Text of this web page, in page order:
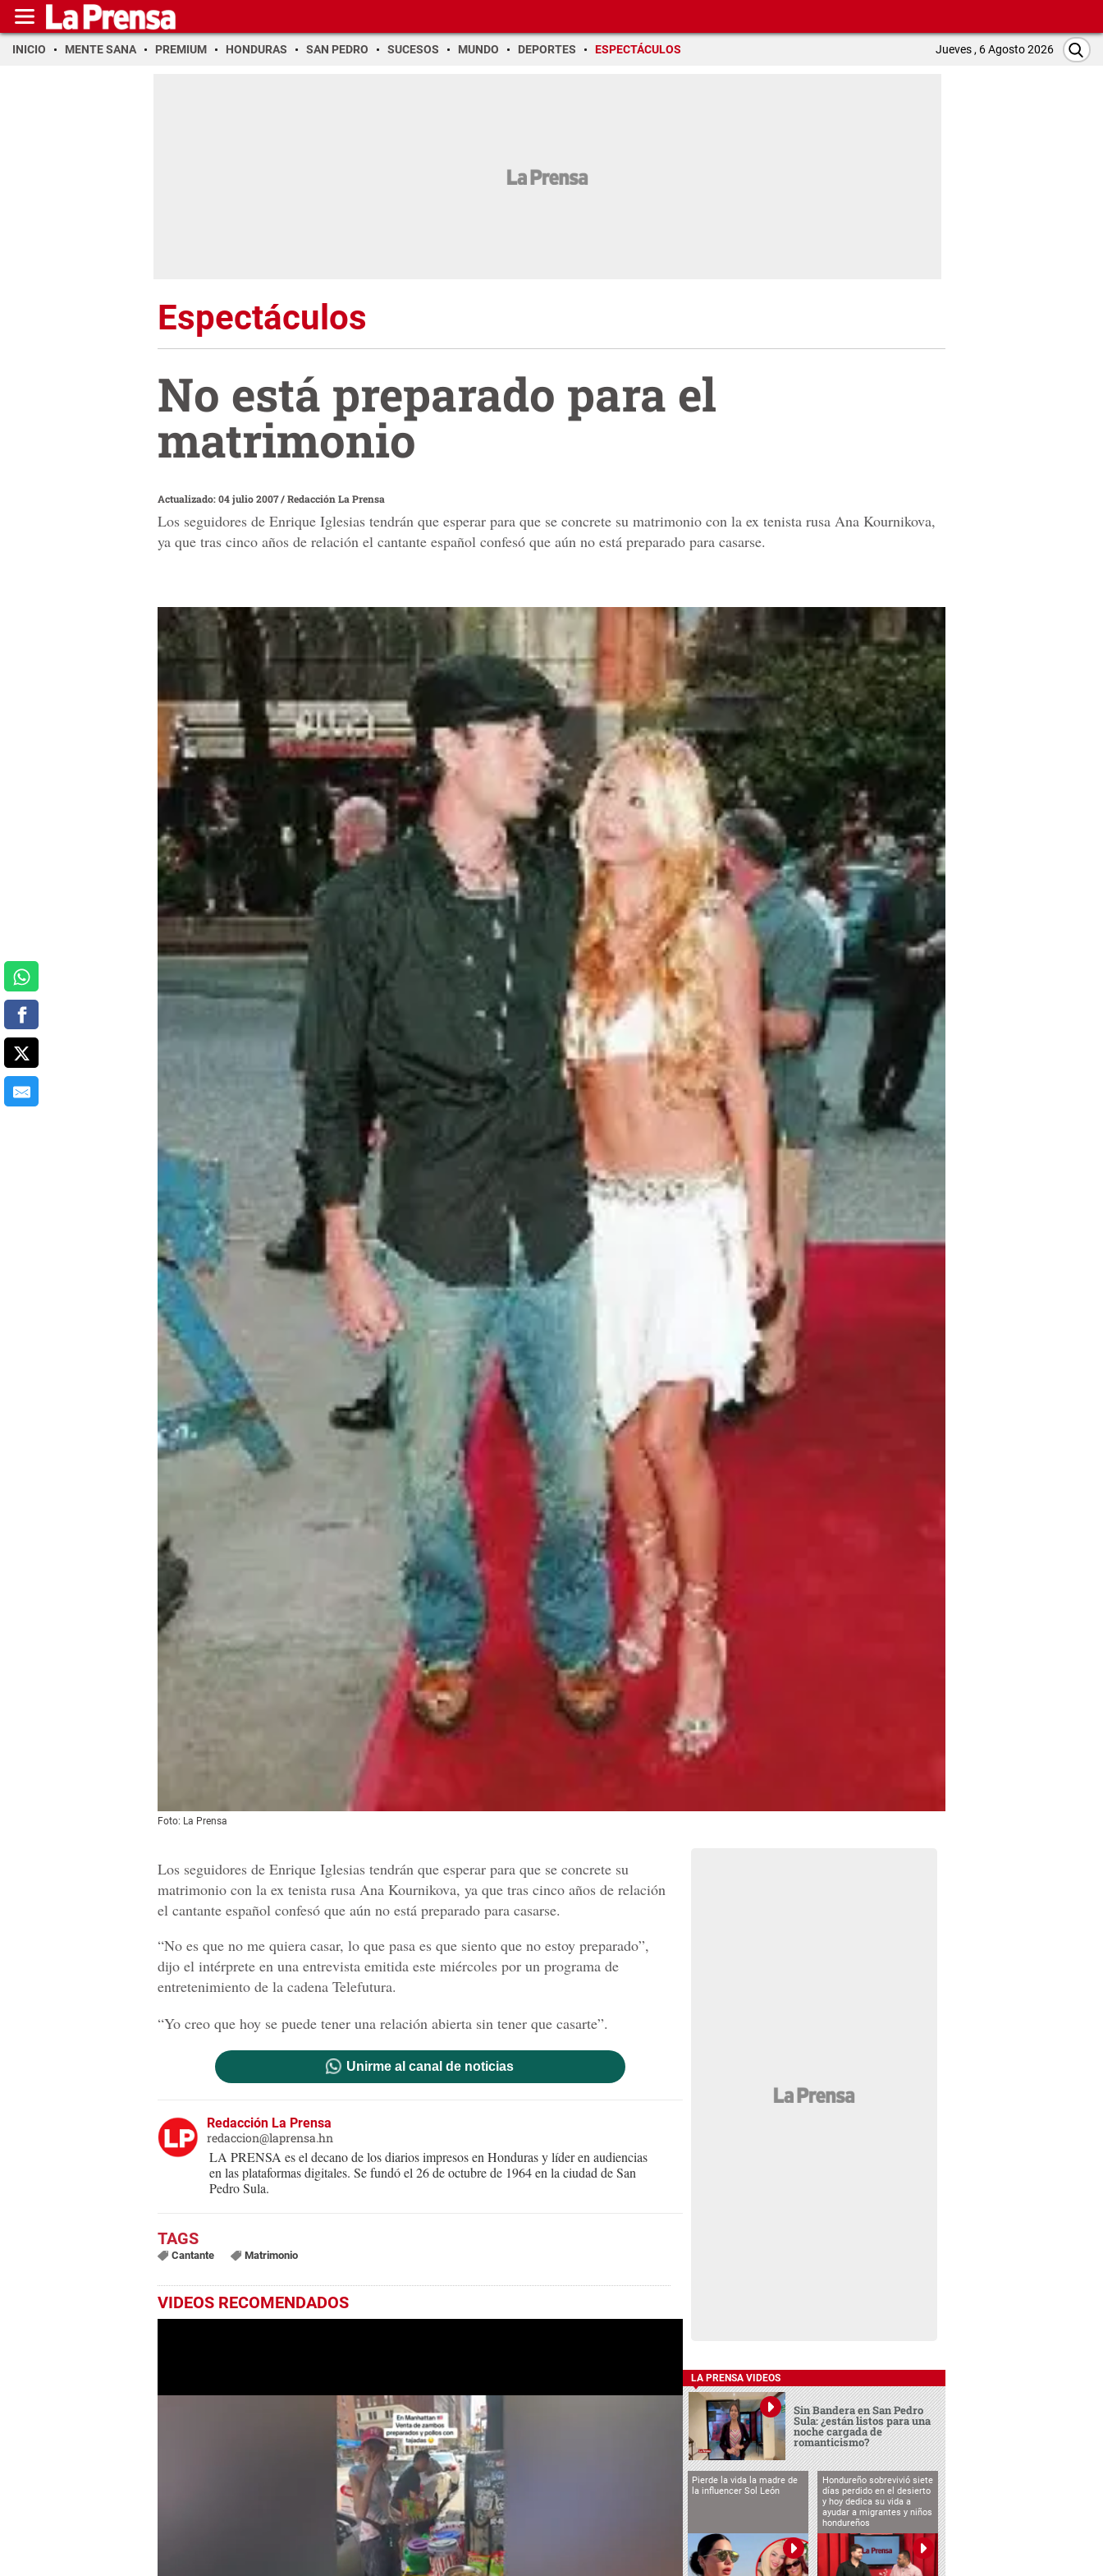
INICIO MENTE SANA PREMIUM HONDURAS SAN PEDRO SUCESOS MUNDO DEPORTES ESPECTÁCULOS Jueves , 6 Agosto 2026
Espectáculos
No está preparado para el
matrimonio
Actualizado: 04 julio 2007/Redacción La Prensa
Los seguidores de Enrique Iglesias tendrán que esperar para que se concrete su matrimonio con la ex tenista rusa Ana Kournikova,
ya que tras cinco años de relación el cantante español confesó que aún no está preparado para casarse.
Foto: La Prensa
Los seguidores de Enrique Iglesias tendrán que esperar para que se concrete su
matrimonio con la ex tenista rusa Ana Kournikova, ya que tras cinco años de relación
el cantante español confesó que aún no está preparado para casarse.
“No es que no me quiera casar, lo que pasa es que siento que no estoy preparado”,
dijo el intérprete en una entrevista emitida este miércoles por un programa de
entretenimiento de la cadena Telefutura.
“Yo creo que hoy se puede tener una relación abierta sin tener que casarte”.
Unirme al canal de noticias
Redacción La Prensa
redaccion@laprensa.hn
LA PRENSA es el decano de los diarios impresos en Honduras y líder en audiencias
en las plataformas digitales. Se fundó el 26 de octubre de 1964 en la ciudad de San
Pedro Sula.
Cantante Matrimonio
VIDEOS RECOMENDADOS
LA PRENSA VIDEOS
Sin Bandera en San Pedro
Sula: ¿están listos para una
noche cargada de
romanticismo?
Pierde la vida la madre de
la influencer Sol León
Hondureño sobrevivió siete
días perdido en el desierto
y hoy dedica su vida a
ayudar a migrantes y niños
hondureños